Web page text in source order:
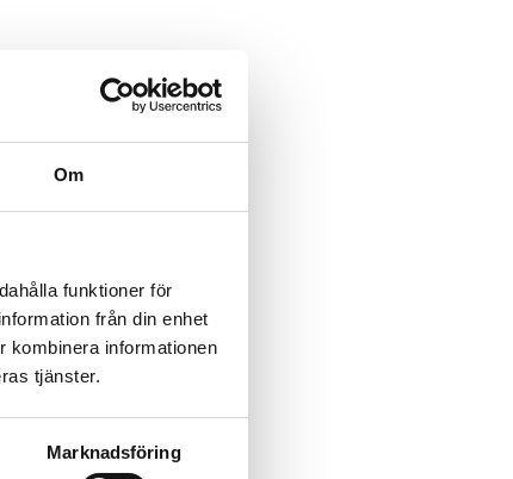
Om
funktioner för
från din enhet
kombinera informationen
tjänster.
Marknadsföring
som gör det
av bristande
Kraven riktas därför
för att
djupt engagerade i
realistiska
i NLA.
genomslag i EU:s